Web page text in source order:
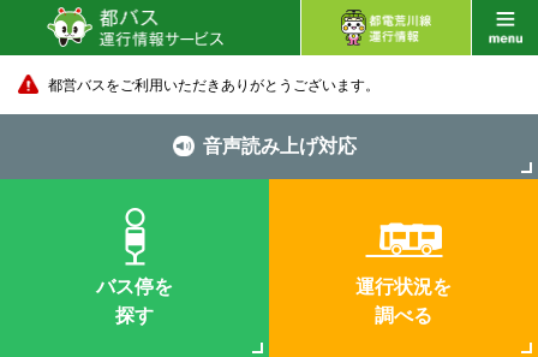
都営バスをご利用いただきありがとうございます。
音声読み上げ対応
バス停を
探す
運行状況を
調べる